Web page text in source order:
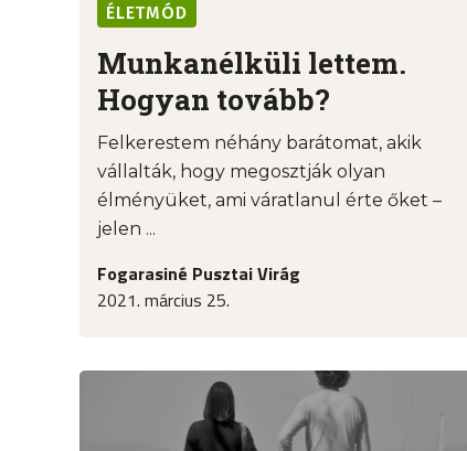
ÉLETMÓD
Munkanélküli lettem.
Hogyan tovább?
Felkerestem néhány barátomat, akik
vállalták, hogy megosztják olyan
élményüket, ami váratlanul érte őket –
jelen ...
Fogarasiné Pusztai Virág
2021. március 25.